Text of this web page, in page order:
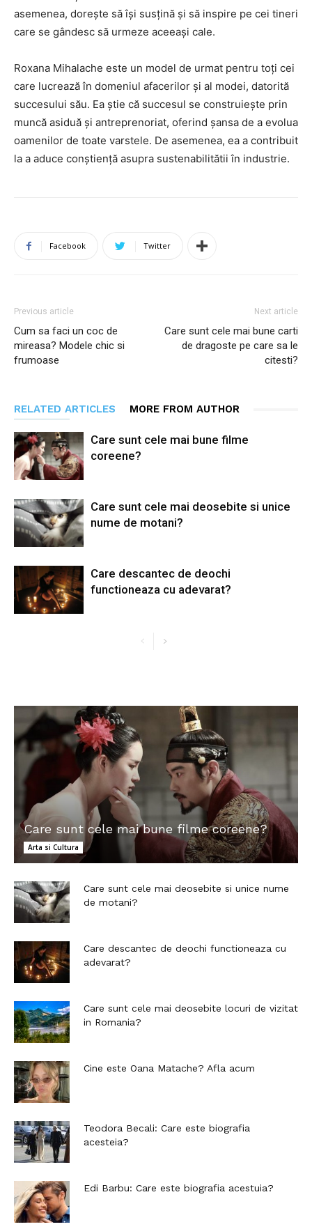
asemenea, dorește să își susțină și să inspire pe cei tineri
care se gândesc să urmeze aceeași cale.
Roxana Mihalache este un model de urmat pentru toți cei
care lucrează în domeniul afacerilor și al modei, datorită
succesului său. Ea știe că succesul se construiește prin
muncă asiduă și antreprenoriat, oferind șansa de a evolua
oamenilor de toate varstele. De asemenea, ea a contribuit
la a aduce conștiență asupra sustenabilitătii în industrie.
Facebook Twitter
Previous article
Cum sa faci un coc de
mireasa? Modele chic si
frumoase
Next article
Care sunt cele mai bune carti
de dragoste pe care sa le
citesti?
RELATED ARTICLES MORE FROM AUTHOR
Care sunt cele mai bune filme
coreene?
Care sunt cele mai deosebite si unice
nume de motani?
Care descantec de deochi
functioneaza cu adevarat?
Care sunt cele mai bune filme coreene?
Arta si Cultura
Care sunt cele mai deosebite si unice nume
de motani?
Care descantec de deochi functioneaza cu
adevarat?
Care sunt cele mai deosebite locuri de vizitat
in Romania?
Cine este Oana Matache? Afla acum
Teodora Becali: Care este biografia
acesteia?
Edi Barbu: Care este biografia acestuia?